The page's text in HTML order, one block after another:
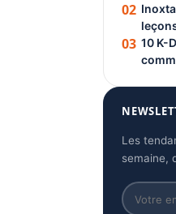
02
03 10 K-
Les
semaine,